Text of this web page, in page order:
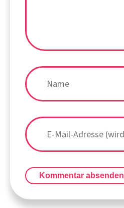
Kommentar absenden